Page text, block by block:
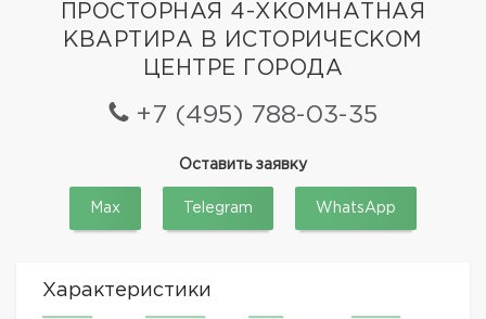
ПРОСТОРНАЯ 4-ХКОМНАТНАЯ
КВАРТИРА В ИСТОРИЧЕСКОМ
ЦЕНТРЕ ГОРОДА
+7 (495) 788-03-35
Оставить заявку
Max Telegram WhatsApp
Характеристики